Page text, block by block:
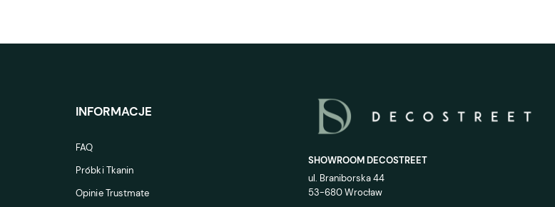
INFORMACJE
FAQ
Próbki Tkanin
Opinie Trustmate
SHOWROOM DECOSTREET
ul. Braniborska 44
53-680 Wrocław